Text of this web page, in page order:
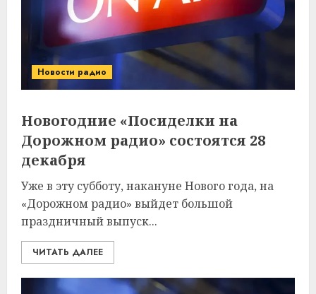
Новости радио
Новогодние «Посиделки на
Дорожном радио» состоятся 28
декабря
Уже в эту субботу, накануне Нового года, на
«Дорожном радио» выйдет большой
праздничный выпуск...
ЧИТАТЬ ДАЛЕЕ